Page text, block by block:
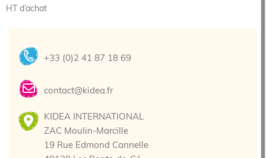
HT d’achat
+33 (0)2 41 87 18 69
contact@kidea.fr
KIDEA INTERNATIONAL
ZAC Moulin-Marcille
19 Rue Edmond Cannelle